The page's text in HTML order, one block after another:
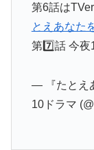
第6話は
とえあなた
第7️⃣話 今夜
— 『たとえ
10ドラマ